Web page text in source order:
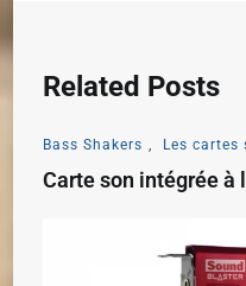
Related Posts
Bass Shakers , Les cartes
Carte son intégrée à